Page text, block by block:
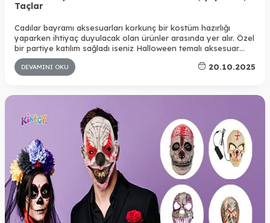
Taçlar
Cadılar bayramı aksesuarları korkunç bir kostüm hazırlığı
yaparken ihtiyaç duyulacak olan ürünler arasında yer alır. Özel
bir partiye katılım sağladı iseniz Halloween temalı aksesuar
seçenekleri ile kombini tamamlayabilir ve istediğiniz görüntüye
sahip olabilirsiniz. Hem eğlenceli hem de korkunç aksesuar
seçenekleri arasından kostüme uygun olan tasarımları
DEVAMINI OKU 20.10.2025